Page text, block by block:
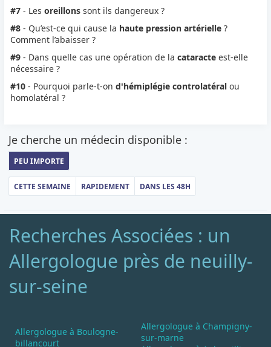
#7 - Lesoreillons sont ils dangereux ?
#8 - Qu’est-ce qui cause la haute pression artérielle ?
Comment l’abaisser ?
#9 - Dans quelle cas une opération de lacataracte est-elle
nécessaire ?
#10 - Pourquoi parle-t-ond'hémiplégie controlatéral ou
homolatéral ?
Je cherche un médecin disponible :
PEU IMPORTE
CETTE SEMAINE RAPIDEMENT DANS LES 48H
Recherches Associées : un
Allergologue près de neuilly-
sur-seine
Allergologue à Boulogne-
billancourt
Allergologue à Champigny-
sur-marne